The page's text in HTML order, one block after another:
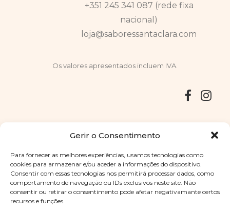
Gerir o Consentimento
Para fornecer as melhores experiências, usamos tecnologias como
cookies para armazenar e/ou aceder a informações do dispositivo.
Consentir com essas tecnologias nos permitirá processar dados, como
comportamento de navegação ou IDs exclusivos neste site. Não
consentir ou retirar o consentimento pode afetar negativamante certos
recursos e funções.
+351 245 341 087 (rede fixa
nacional)
loja@saboressantaclara.com
Os valores apresentados incluem IVA.
Copyright © 2025 Sabores Santa Clara
. Todos os direitos
reservadosPolítica de Privacidade |Termos e condições
Designed byShift Your Branding Agency